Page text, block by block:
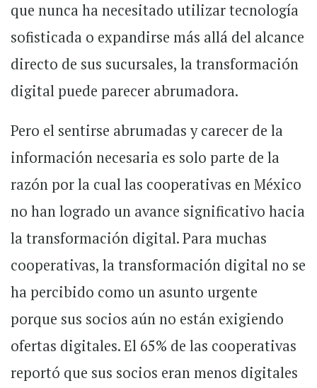
que nunca ha necesitado utilizar tecnología
sofisticada o expandirse más allá del alcance
directo de sus sucursales, la transformación
digital puede parecer abrumadora.
Pero el sentirse abrumadas y carecer de la
información necesaria es solo parte de la
razón por la cual las cooperativas en México
no han logrado un avance significativo hacia
la transformación digital. Para muchas
cooperativas, la transformación digital no se
ha percibido como un asunto urgente
porque sus socios aún no están exigiendo
ofertas digitales. El 65% de las cooperativas
reportó que sus socios eran menos digitales